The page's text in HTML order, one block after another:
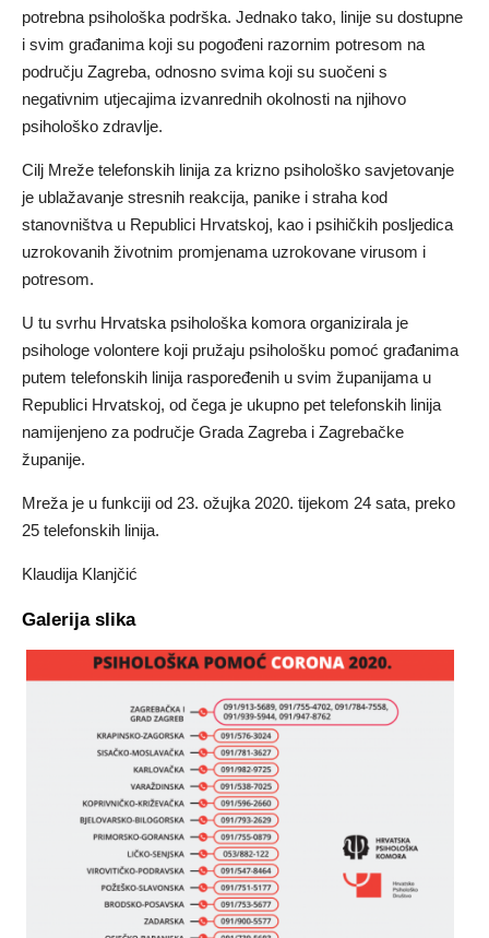
potrebna psihološka podrška. Jednako tako, linije su dostupne
i svim građanima koji su pogođeni razornim potresom na
području Zagreba, odnosno svima koji su suočeni s
negativnim utjecajima izvanrednih okolnosti na njihovo
psihološko zdravlje.
Cilj Mreže telefonskih linija za krizno psihološko savjetovanje
je ublažavanje stresnih reakcija, panike i straha kod
stanovništva u Republici Hrvatskoj, kao i psihičkih posljedica
uzrokovanih životnim promjenama uzrokovane virusom i
potresom.
U tu svrhu Hrvatska psihološka komora organizirala je
psihologe volontere koji pružaju psihološku pomoć građanima
putem telefonskih linija raspoređenih u svim županijama u
Republici Hrvatskoj, od čega je ukupno pet telefonskih linija
namijenjeno za područje Grada Zagreba i Zagrebačke
županije.
Mreža je u funkciji od 23. ožujka 2020. tijekom 24 sata, preko
25 telefonskih linija.
Klaudija Klanjčić
Galerija slika